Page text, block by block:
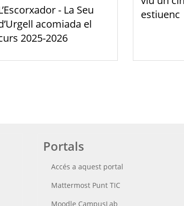
- La Seu
acomiada el
2025-2026
estiuenc
Portals
Accés a aquest portal
Mattermost Punt TIC
Moodle CampusLab